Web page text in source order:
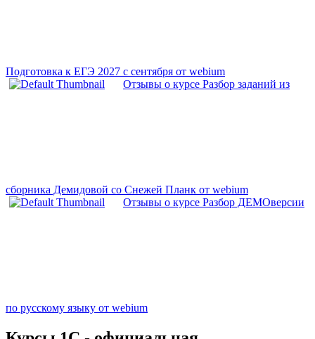
Подготовка к ЕГЭ 2027 с cентября от webium
Отзывы о курсе Разбор заданий из
сборника Демидовой со Снежей Планк от webium
Отзывы о курсе Разбор ДЕМОверсии
по русскому языку от webium